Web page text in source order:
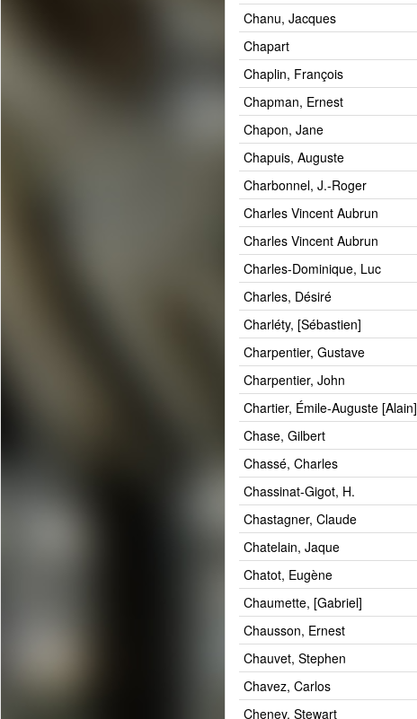
Chanu, Jacques
Chapart
Chaplin, François
Chapman, Ernest
Chapon, Jane
Chapuis, Auguste
Charbonnel, J.-Roger
Charles Vincent Aubrun
Charles Vincent Aubrun
Charles-Dominique, Luc
Charles, Désiré
Charléty, [Sébastien]
Charpentier, Gustave
Charpentier, John
Chartier, Émile-Auguste [Alain]
Chase, Gilbert
Chassé, Charles
Chassinat-Gigot, H.
Chastagner, Claude
Chatelain, Jaque
Chatot, Eugène
Chaumette, [Gabriel]
Chausson, Ernest
Chauvet, Stephen
Chavez, Carlos
Cheney, Stewart